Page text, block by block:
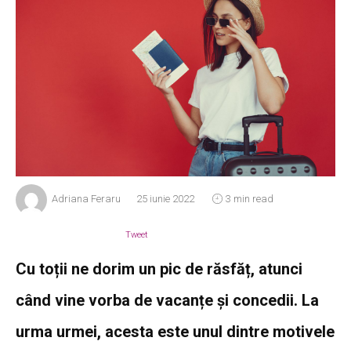
Adriana Feraru 25 iunie 2022 3 min read
Tweet
Cu toții ne dorim un pic de răsfăț, atunci
când vine vorba de vacanțe și concedii. La
urma urmei, acesta este unul dintre motivele